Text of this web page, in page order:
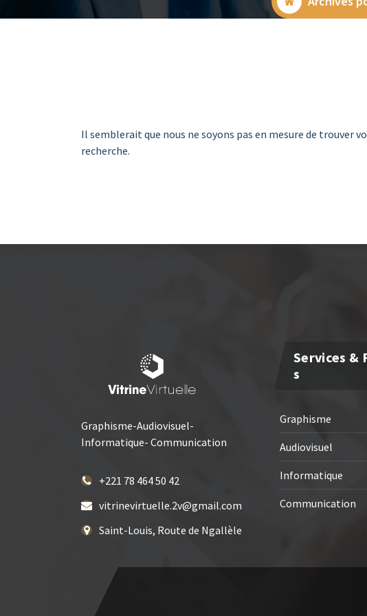
Il semblerait que nous ne soyons pas en mesure de trouver
recherche.
Graphisme-Audiovisuel-
Informatique- Communication
+221 78 464 50 42
vitrinevirtuelle.2v@gmail.com
Saint-Louis, Route de Ngallèle
Services &
S
Graphisme
Audiovisuel
Informatique
Communication